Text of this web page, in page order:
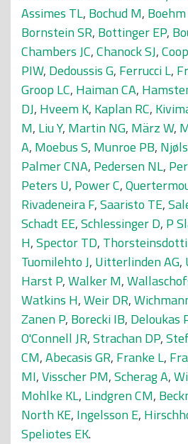
Assimes TL, Bochud M, Boehm
Bornstein SR, Bottinger EP,
Chambers JC,Chanock SJ,
PIW, Dedoussis G, Ferrucci L,
Groop LC, Haiman CA,
DJ, Hveem K, Kaplan RC,
M, Liu Y, Martin NG, März W,
A, Moebus S, Munroe PB,
Palmer CNA, Pedersen NL,
Peters U, Power C,
Rivadeneira F,Saaristo TE,
Schadt EE,Schlessinger D, P
H,Spector TD,
Tuomilehto J, Uitterlinden AG,
Harst P,Walker M,
Watkins H,Weir DR,
Zanen P, Borecki IB, Deloukas
O'Connell JR,Strachan DP,
CM,Abecasis GR, Franke L,
MI,Visscher PM,Scherag A,
Mohlke KL, Lindgren CM,
North KE, Ingelsson E,
Speliotes EK.